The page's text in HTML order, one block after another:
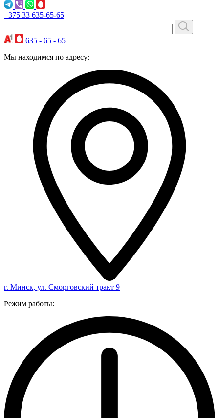
+375 33 635-65-65
635 - 65 - 65
Мы находимся по адресу:
г. Минск, ул. Сморговский тракт 9
Режим работы: